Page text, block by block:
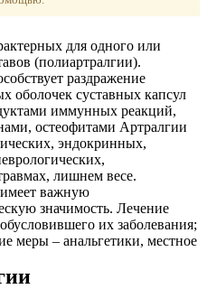
для одного или
(полиартралгии).
раздражение
оболочек суставных капсул
иммунных реакций,
остеофитами Артралгии
эндокринных,
лишнем весе.
важную
значимость. Лечение
их заболевания;
меры – анальгетики, местное